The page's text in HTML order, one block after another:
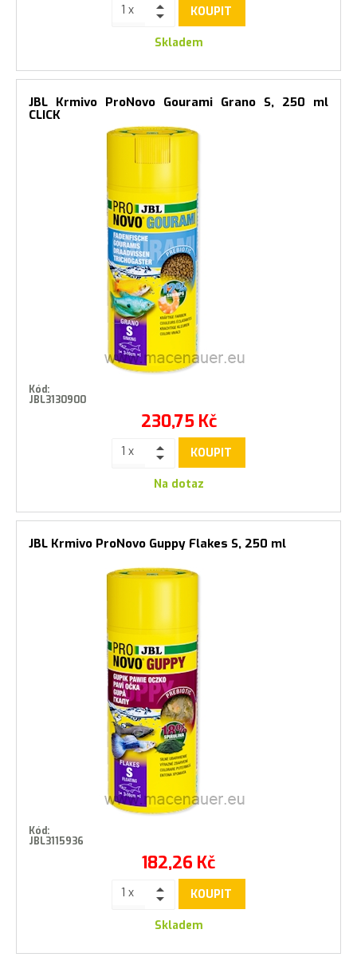
KOUPIT
Skladem
JBL Krmivo ProNovo Gourami Grano S, 250 ml
CLICK
Kód:
JBL3130900
230,75 Kč
KOUPIT
Na dotaz
JBL Krmivo ProNovo Guppy Flakes S, 250 ml
Kód:
JBL3115936
182,26 Kč
KOUPIT
Skladem